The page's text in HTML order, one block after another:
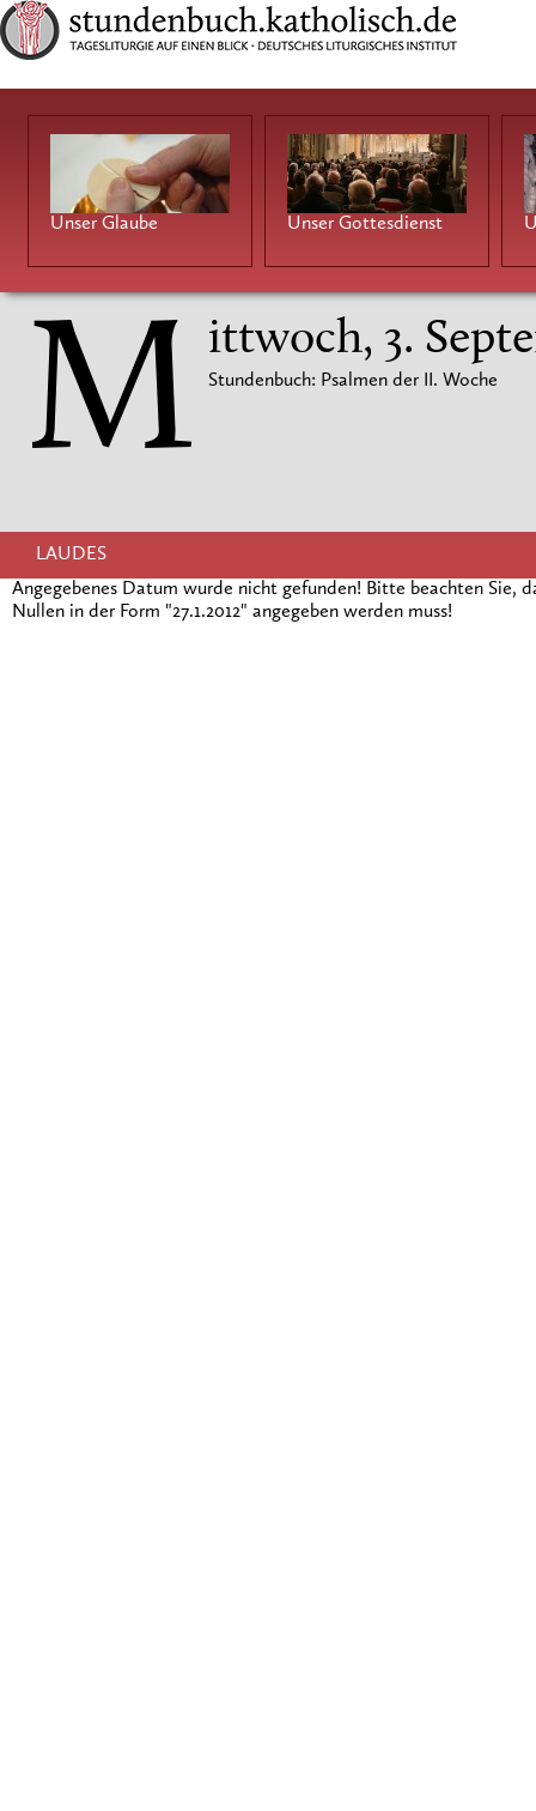
Unser Glaube Unser Gottesdienst
M ittwoch, 3.
Stundenbuch: Psalmen der II. Woche
LAUDES
Angegebenes Datum wurde nicht gefunden! Bitte beachten Sie,
Nullen in der Form "27.1.2012" angegeben werden muss!